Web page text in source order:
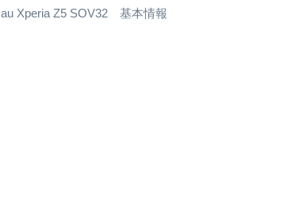
au Xperia Z5 SOV32 基本情報